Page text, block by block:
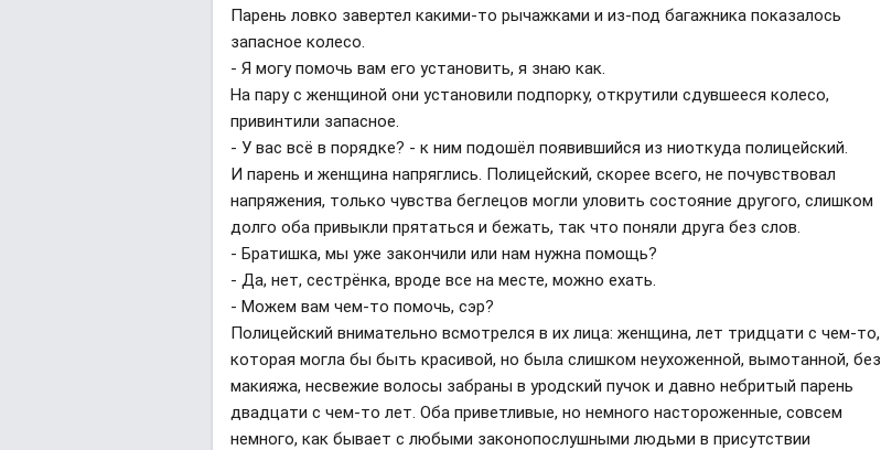
Парень ловко завертел какими-то рычажками и из-под багажника показалось
запасное колесо.
- Я могу помочь вам его установить, я знаю как.
На пару с женщиной они установили подпорку, открутили сдувшееся колесо,
привинтили запасное.
- У вас всё в порядке? - к ним подошёл появившийся из ниоткуда полицейский.
И парень и женщина напряглись. Полицейский, скорее всего, не почувствовал
напряжения, только чувства беглецов могли уловить состояние другого, слишком
долго оба привыкли прятаться и бежать, так что поняли друга без слов.
- Братишка, мы уже закончили или нам нужна помощь?
- Да, нет, сестрёнка, вроде все на месте, можно ехать.
- Можем вам чем-то помочь, сэр?
Полицейский внимательно всмотрелся в их лица: женщина, лет тридцати с чем-то,
которая могла бы быть красивой, но была слишком неухоженной, вымотанной, без
макияжа, несвежие волосы забраны в уродский пучок и давно небритый парень
двадцати с чем-то лет. Оба приветливые, но немного настороженные, совсем
немного, как бывает с любыми законопослушными людьми в присутствии